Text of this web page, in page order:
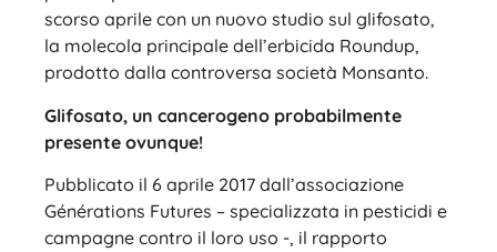
scorso aprile con un nuovo studio sul glifosato,
la molecola principale dell’erbicida Roundup,
prodotto dalla controversa società Monsanto.
Glifosato, un cancerogeno probabilmente
presente ovunque!
Pubblicato il 6 aprile 2017 dall’associazione
Générations Futures – specializzata in pesticidi e
campagne contro il loro uso -, il rapporto